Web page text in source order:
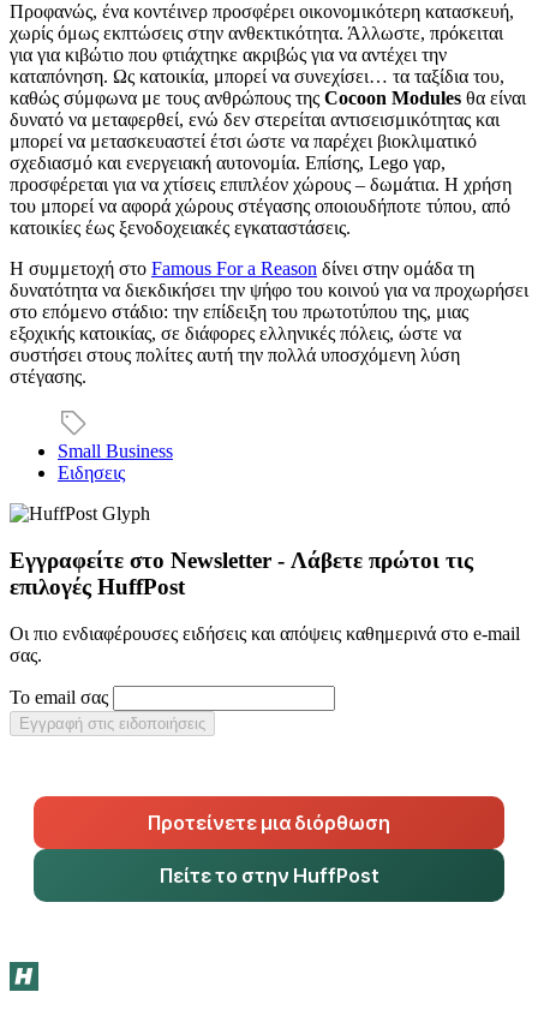
Προφανώς, ένα κοντέινερ προσφέρει οικονομικότερη κατασκευή,
χωρίς όμως εκπτώσεις στην ανθεκτικότητα. Άλλωστε, πρόκειται
για για κιβώτιο που φτιάχτηκε ακριβώς για να αντέχει την
καταπόνηση. Ως κατοικία, μπορεί να συνεχίσει… τα ταξίδια του,
καθώς σύμφωνα με τους ανθρώπους της Cocoon Modules θα είναι
δυνατό να μεταφερθεί, ενώ δεν στερείται αντισεισμικότητας και
μπορεί να μετασκευαστεί έτσι ώστε να παρέχει βιοκλιματικό
σχεδιασμό και ενεργειακή αυτονομία. Επίσης, Lego γαρ,
προσφέρεται για να χτίσεις επιπλέον χώρους – δωμάτια. Η χρήση
του μπορεί να αφορά χώρους στέγασης οποιουδήποτε τύπου, από
κατοικίες έως ξενοδοχειακές εγκαταστάσεις.
Η συμμετοχή στο Famous For a Reason δίνει στην ομάδα τη
δυνατότητα να διεκδικήσει την ψήφο του κοινού για να προχωρήσει
στο επόμενο στάδιο: την επίδειξη του πρωτοτύπου της, μιας
εξοχικής κατοικίας, σε διάφορες ελληνικές πόλεις, ώστε να
συστήσει στους πολίτες αυτή την πολλά υποσχόμενη λύση
στέγασης.
Small Business
Ειδησεις
Εγγραφείτε στο Newsletter - Λάβετε πρώτοι τις
επιλογές HuffPost
Οι πιο ενδιαφέρουσες ειδήσεις και απόψεις καθημερινά στο e-mail
σας.
Το email σας
Εγγραφή στις ειδοποιήσεις
Προτείνετε μια διόρθωση
Πείτε το στην HuffPost